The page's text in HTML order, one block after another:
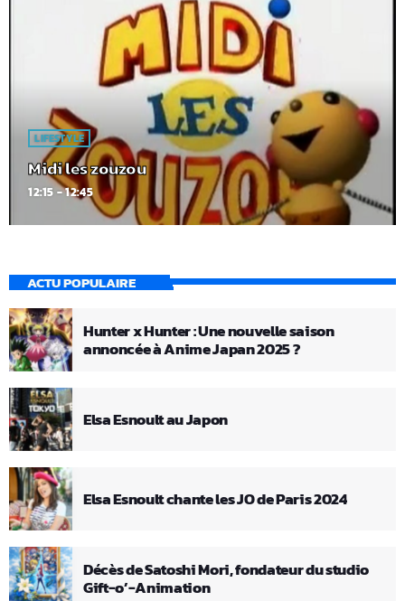
LIFESTYLE
Midi les zouzou
12:15 - 12:45
ACTU POPULAIRE
Hunter x Hunter : Une nouvelle saison
annoncée à Anime Japan 2025 ?
Elsa Esnoult au Japon
Elsa Esnoult chante les JO de Paris 2024
Décès de Satoshi Mori, fondateur du studio
Gift-o’-Animation